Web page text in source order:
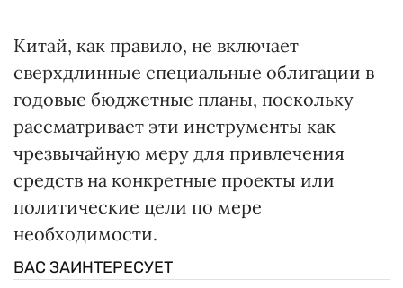
Китай, как правило, не включает
сверхдлинные специальные облигации в
годовые бюджетные планы, поскольку
рассматривает эти инструменты как
чрезвычайную меру для привлечения
средств на конкретные проекты или
политические цели по мере
необходимости.
ВАС ЗАИНТЕРЕСУЕТ